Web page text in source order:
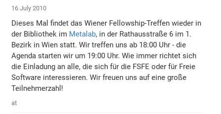
16 July 2010
Dieses Mal findet das Wiener Fellowship-Treffen wieder in
der Bibliothek im Metalab, in der Rathausstraße 6 im 1.
Bezirk in Wien statt. Wir treffen uns ab 18:00 Uhr - die
Agenda starten wir um 19:00 Uhr. Wie immer richtet sich
die Einladung an alle, die sich für die FSFE oder für Freie
Software interessieren. Wir freuen uns auf eine große
Teilnehmerzahl!
at